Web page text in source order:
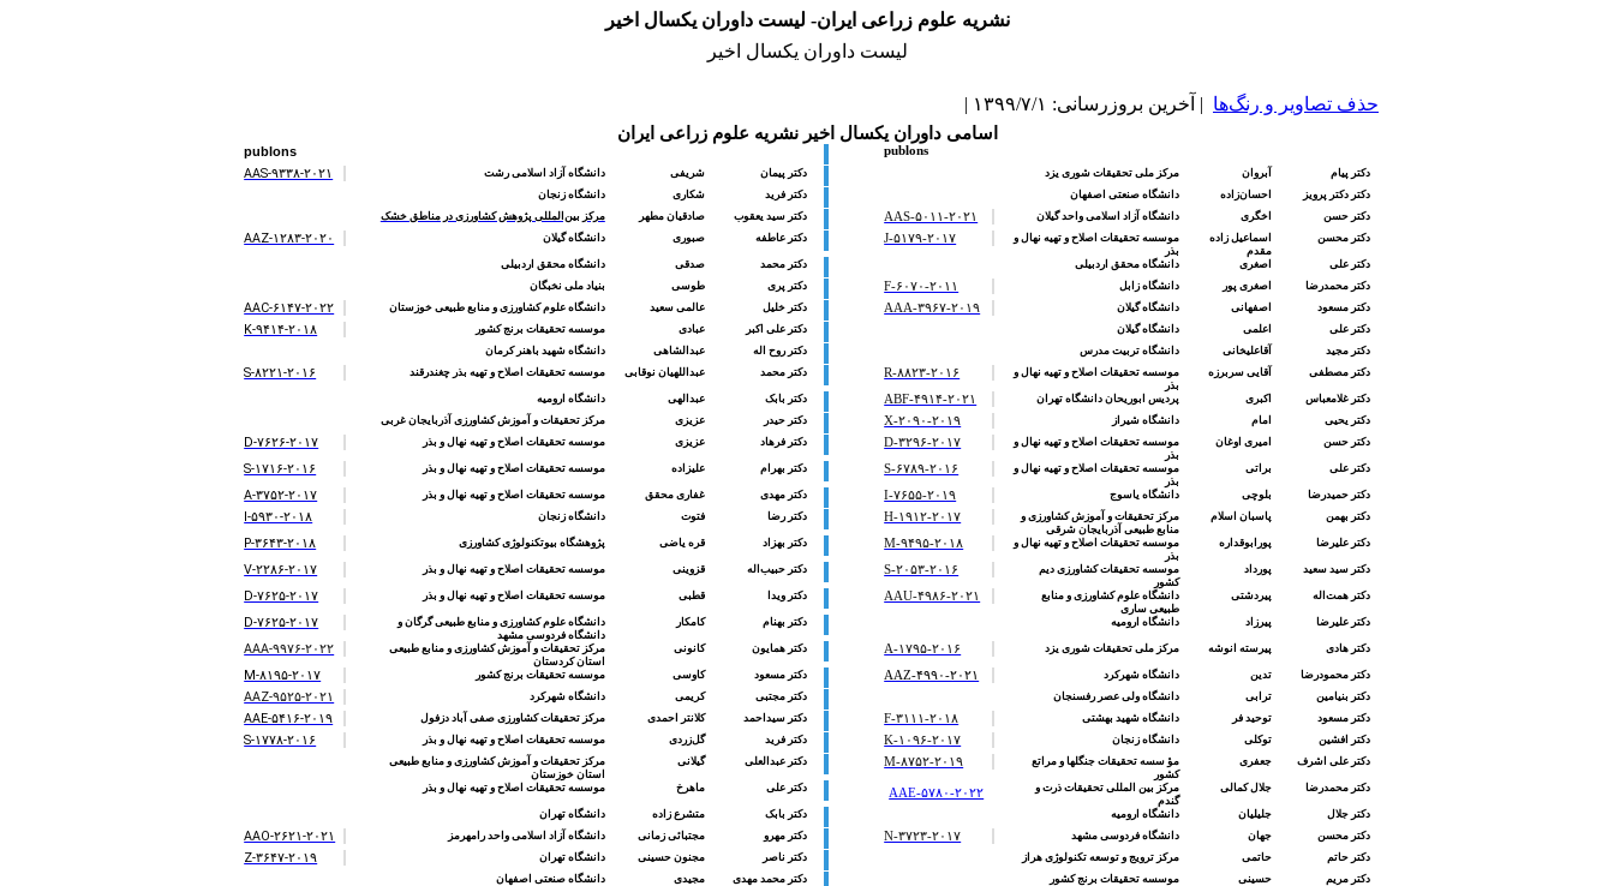
نشریه علوم زراعی ایران- لیست داوران یکسال اخیر
لیست داوران یکسال اخیر
حذف تصاویر و رنگ‌ها | آخرین بروزرسانی: ۱۳۹۹/۷/۱ |
اسامی داوران یکسال اخیر نشریه علوم زراعی ایران
publons
publons
دکتر پیام آبروان مرکز ملی تحقیقات شوری یزد دکتر پیمان شریفی دانشگاه آزاد اسلامی رشت AAS-۹۳۳۸-۲۰۲۱
دکتر دکتر پرویز احسان‌زاده دانشگاه صنعتی اصفهان دکترفرید شکاری
دانشگاه زنجان
دکتر حسن
اخگری دانشگاه آزاد اسلامی واحد گیلان AAS-۵۰۱۱-۲۰۲۱ دکترسید یعقوب صادقیان مطهر
مرکز بین‌المللی پژوهش کشاورزی در مناطق خشک
دکتر محسن
اسماعیل زاده
مقدم
موسسه تحقیقات اصلاح و تهیه نهال و
بذر
J-۵۱۷۹-۲۰۱۷ دکتر عاطفه صبوری دانشگاه گیلان AAZ-۱۲۸۳-۲۰۲۰
دکترعلی اصغری دانشگاه محقق اردبیلی دکترمحمد صدقی
دانشگاه محقق اردبیلی
دکتر محمدرضا
اصغری پور دانشگاه زابل F-۶۰۷۰-۲۰۱۱ دکترپری طوسی
بنیاد ملی نخبگان
دکترمسعود اصفهانی دانشگاه گیلان AAA-۳۹۶۷-۲۰۱۹ دکتر خلیل عالمی سعید دانشگاه علوم کشاورزی و منابع طبیعی خوزستان AAC-۶۱۴۷-۲۰۲۲
دکتر علی اعلمی دانشگاه گیلان دکترعلی اکبر عبادی موسسه تحقیقات برنج کشور K-۹۴۱۴-۲۰۱۸
دکترمجید آقاعلیخانی دانشگاه تربیت مدرس دکتر روح اله عبدالشاهی
دانشگاه شهید باهنر کرمان
دکتر مصطفی
آقایی سربرزه
موسسه تحقیقات اصلاح و تهیه نهال و
بذر
R-۸۸۲۳-۲۰۱۶ دکترمحمد عبداللهیان نوقابی موسسه تحقیقات اصلاح و تهیه بذر چغندرقند S-۸۲۲۱-۲۰۱۶
دکتر غلامعباس اکبری پردیس ابوریحان دانشگاه تهران ABF-۴۹۱۴-۲۰۲۱ دکتر بابک عبدالهی
دانشگاه ارومیه
دکتر یحیی
امام دانشگاه شیراز X-۲۰۹۰-۲۰۱۹ دکتر حیدر عزیزی
مرکز تحقیقات و آموزش کشاورزی آذربایجان غربی
دکتر حسن
امیری اوغان
موسسه تحقیقات اصلاح و تهیه نهال و
بذر
D-۳۲۹۶-۲۰۱۷ دکتر فرهاد عزیزی موسسه تحقیقات اصلاح و تهیه نهال و بذر D-۷۶۲۶-۲۰۱۷
دکتر علی براتی
موسسه تحقیقات اصلاح و تهیه نهال و
بذر
S-۶۷۸۹-۲۰۱۶ دکتر بهرام علیزاده موسسه تحقیقات اصلاح و تهیه نهال و بذر S-۱۷۱۶-۲۰۱۶
دکتر حمیدرضا بلوچی دانشگاه یاسوج I-۷۶۵۵-۲۰۱۹ دکتر مهدی غفاری محقق موسسه تحقیقات اصلاح و تهیه نهال و بذر A-۳۷۵۲-۲۰۱۷
دکتر بهمن پاسبان اسلام
مرکز تحقیقات و آموزش کشاورزی و
منابع طبیعی آذربایجان شرقی
H-۱۹۱۲-۲۰۱۷ دکتررضا فتوت دانشگاه زنجان I-۵۹۳۰-۲۰۱۸
دکتر علیرضا پورابوقداره
موسسه تحقیقات اصلاح و تهیه نهال و
بذر
M-۹۴۹۵-۲۰۱۸ دکتر بهزاد قره یاضی پژوهشگاه بیوتکنولوژی کشاورزی P-۳۶۴۳-۲۰۱۸
دکترسیدسعید پورداد
موسسه تحقیقات کشاورزی دیم
کشور
S-۲۰۵۳-۲۰۱۶ دکتر حبیب‌اله قزوینی موسسه تحقیقات اصلاح و تهیه نهال و بذر V-۲۲۸۶-۲۰۱۷
دکتر همت‌اله پیردشتی
دانشگاه علوم کشاورزی و منابع
طبیعی ساری
AAU-۴۹۸۶-۲۰۲۱ دکتر ویدا قطبی موسسه تحقیقات اصلاح و تهیه نهال و بذر D-۷۶۲۵-۲۰۱۷
دکتر علیرضا پیرزاد دانشگاه ارومیه دکتربهنام کامکار
دانشگاه علوم کشاورزی و منابع طبیعی گرگان و
دانشگاه فردوسی مشهد
D-۷۶۲۵-۲۰۱۷
دکترهادی پیرسته انوشه مرکز ملی تحقیقات شوری یزد A-۱۷۹۵-۲۰۱۶ دکتر همایون کانونی
مرکز تحقیقات و آموزش کشاورزی و منابع طبیعی
استان کردستان
AAA-۹۹۷۶-۲۰۲۲
دکتر محمودرضا تدین دانشگاه شهرکرد AAZ-۴۹۹۰-۲۰۲۱ دکتر مسعود کاوسی موسسه تحقیقات برنج کشور M-۸۱۹۵-۲۰۱۷
دکتر بنیامین ترابی دانشگاه ولی عصر رفسنجان دکتر مجتبی کریمی دانشگاه شهرکرد AAZ-۹۵۲۵-۲۰۲۱
دکترمسعود توحید فر دانشگاه شهید بهشتی F-۳۱۱۱-۲۰۱۸ دکتر سیداحمد کلانتر احمدی مرکز تحقیقات کشاورزی صفی آباد دزفول AAE-۵۴۱۶-۲۰۱۹
دکتر افشین توکلی دانشگاه زنجان K-۱۰۹۶-۲۰۱۷ دکتر فرید گل‌زردی موسسه تحقیقات اصلاح و تهیه نهال و بذر S-۱۷۷۸-۲۰۱۶
دکتر علی اشرف جعفری
مؤ سسه تحقیقات جنگلها و مراتع
کشور
M-۸۷۵۲-۲۰۱۹ دکتر عبدالعلی گیلانی
مرکز تحقیقات و آموزش کشاورزی و منابع طبیعی
استان خوزستان
دکترمحمدرضا جلال کمالی
مرکز بین المللی تحقیقات ذرت و
گندم
AAE-۵۷۸۰-۲۰۲۲ دکتر علی ماهرخ موسسه تحقیقات اصلاح و تهیه نهال و بذر
دکتر جلال جلیلیان دانشگاه ارومیه دکتر بابک متشرع زاده
دانشگاه تهران
دکتر محسن
جهان دانشگاه فردوسی مشهد N-۳۷۲۳-۲۰۱۷ دکتر مهرو مجتبائی زمانی دانشگاه آزاد اسلامی واحد رامهرمز AAO-۲۶۲۱-۲۰۲۱
دکترحاتم حاتمی مرکز ترویج و توسعه تکنولوژی هراز دکتر ناصر مجنون حسینی دانشگاه تهران Z-۳۶۴۷-۲۰۱۹
دکتر مریم حسینی موسسه تحقیقات برنج کشور دکترمحمد مهدی مجیدی
دانشگاه صنعتی اصفهان